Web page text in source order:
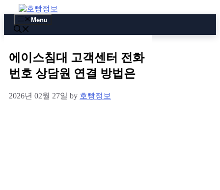
to
content
Menu
에이스침대 고객센터 전화
번호 상담원 연결 방법은
2026년 02월 27일 by 호빵정보